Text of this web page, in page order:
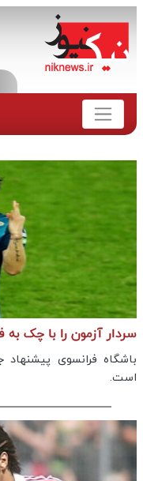
سردار آزمون را با چک به
باشگاه فرانسوی
است.